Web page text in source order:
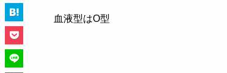
血液型はO型